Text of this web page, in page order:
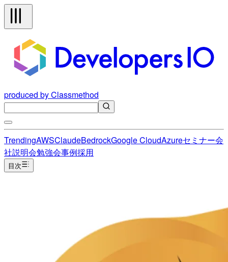
produced by Classmethod
TrendingAWSClaudeBedrockGoogle CloudAzureセミナー会
社説明会勉強会事例採用
目次